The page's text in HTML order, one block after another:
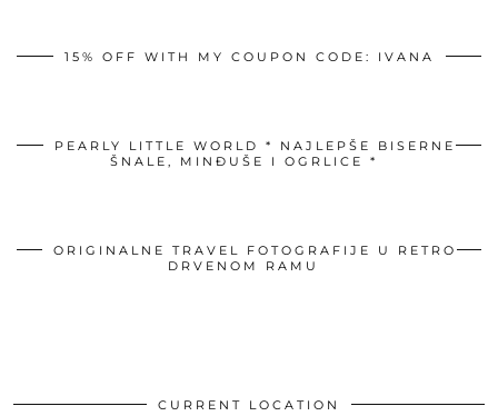
15% OFF WITH MY COUPON CODE: IVANA
PEARLY LITTLE WORLD * NAJLEPŠE BISERNE
ŠNALE, MINĐUŠE I OGRLICE *
ORIGINALNE TRAVEL FOTOGRAFIJE U RETRO
DRVENOM RAMU
CURRENT LOCATION